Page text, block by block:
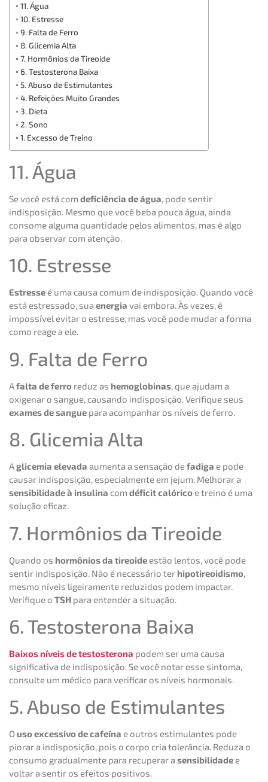
11. Água
10. Estresse
9. Falta de Ferro
8. Glicemia Alta
7. Hormônios da Tireoide
6. Testosterona Baixa
5. Abuso de Estimulantes
4. Refeições Muito Grandes
3. Dieta
2. Sono
1. Excesso de Treino
11. Água
Se você está com deficiência de água, pode sentir
indisposição. Mesmo que você beba pouca água, ainda
consome alguma quantidade pelos alimentos, mas é algo
para observar com atenção.
10. Estresse
Estresse é uma causa comum de indisposição. Quando você
está estressado, sua energia vai embora. Às vezes, é
impossível evitar o estresse, mas você pode mudar a forma
como reage a ele.
9. Falta de Ferro
Afalta de ferro reduz as hemoglobinas, que ajudam a
oxigenar o sangue, causando indisposição. Verifique seus
exames de sangue para acompanhar os níveis de ferro.
8. Glicemia Alta
Aglicemia elevada aumenta a sensação defadiga e pode
causar indisposição, especialmente em jejum. Melhorar a
sensibilidade à insulina com déficit calórico e treino é uma
solução eficaz.
7. Hormônios da Tireoide
Quando os hormônios da tireoide estão lentos, você pode
sentir indisposição. Não é necessário ter hipotireoidismo
mesmo níveis ligeiramente reduzidos podem impactar.
Verifique o TSH para entender a situação.
6. Testosterona Baixa
Baixos níveis de testosterona podem ser uma causa
significativa de indisposição. Se você notar esse sintoma,
consulte um médico para verificar os níveis hormonais.
5. Abuso de Estimulantes
O uso excessivo de cafeína e outros estimulantes pode
piorar a indisposição, pois o corpo cria tolerância. Reduza o
consumo gradualmente para recuperar a sensibilidade e
voltar a sentir os efeitos positivos.